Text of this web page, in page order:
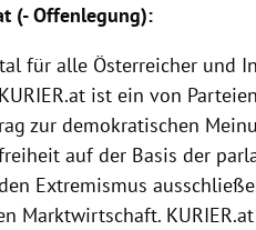
(-Offenlegung):
für alle Österreicher und
KURIER.at ist ein von
zur demokratischen
auf der Basis der
Extremismus
Marktwirtschaft. KURIER